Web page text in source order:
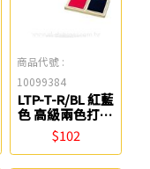
商品代號 :
10099384
LTP-T-R/BL 紅藍
色 高級兩色打印
台 利百代
$102